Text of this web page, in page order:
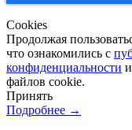
Сookies
Продолжая
что ознакомились с
конфиденциальности
файлов cookie.
Принять
Подробнее →